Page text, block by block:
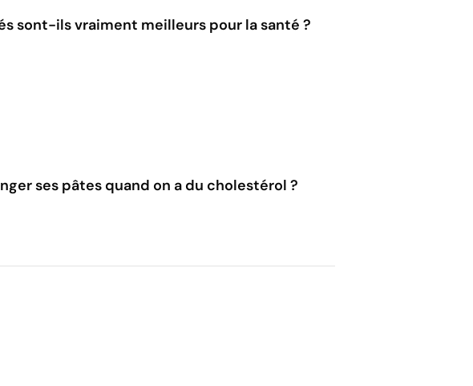
sont-ils vraiment meilleurs pour la santé ?
ses pâtes quand on a du cholestérol ?